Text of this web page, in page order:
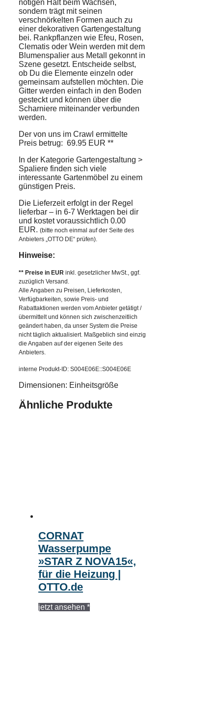
nötigen Halt beim Wachsen,
sondern trägt mit seinen
verschnörkelten Formen auch zu
einer dekorativen Gartengestaltung
bei. Rankpflanzen wie Efeu, Rosen,
Clematis oder Wein werden mit dem
Blumenspalier aus Metall gekonnt in
Szene gesetzt. Entscheide selbst,
ob Du die Elemente einzeln oder
gemeinsam aufstellen möchten. Die
Gitter werden einfach in den Boden
gesteckt und können über die
Scharniere miteinander verbunden
werden.
Der von uns im Crawl ermittelte
Preis betrug: 69.95 EUR **
In der Kategorie Gartengestaltung >
Spaliere finden sich viele
interessante Gartenmöbel zu einem
günstigen Preis.
Die Lieferzeit erfolgt in der Regel
lieferbar – in 6-7 Werktagen bei dir
und kostet voraussichtlich 0.00
EUR. (bitte noch einmal auf der Seite des
Anbieters „OTTO DE“ prüfen).
Hinweise:
** Preise in EUR inkl. gesetzlicher MwSt., ggf.
zuzüglich Versand.
Alle Angaben zu Preisen, Lieferkosten,
Verfügbarkeiten, sowie Preis- und
Rabattaktionen werden vom Anbieter getätigt /
übermittelt und können sich zwischenzeitlich
geändert haben, da unser System die Preise
nicht täglich aktualisiert. Maßgeblich sind einzig
die Angaben auf der eigenen Seite des
Anbieters.
interne Produkt-ID: S004E06E::S004E06E
Dimensionen: Einheitsgröße
Ähnliche Produkte
CORNAT
Wasserpumpe
»STAR Z NOVA15«,
für die Heizung |
OTTO.de
jetzt ansehen *